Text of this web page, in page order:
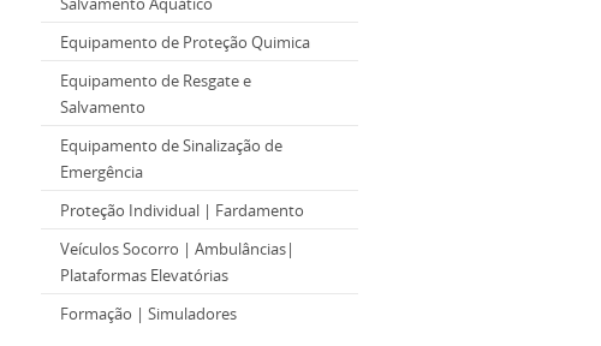
Equipamento de Proteção Quimica
Equipamento de Resgate e
Salvamento
Equipamento de Sinalização de
Emergência
Proteção Individual | Fardamento
Veículos Socorro | Ambulâncias|
Plataformas Elevatórias
Formação | Simuladores